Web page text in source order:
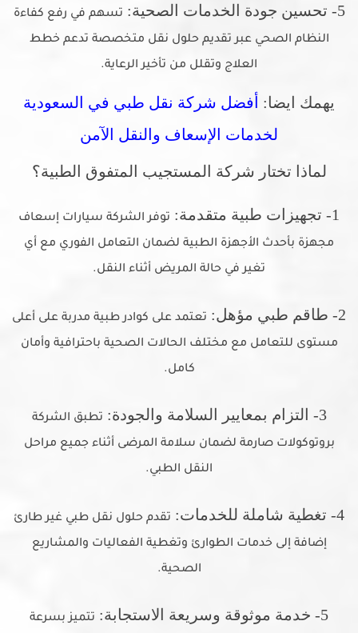
5- تحسين جودة الخدمات الصحية:
تسهم في رفع كفاءة
النظام الصحي عبر تقديم حلول نقل متخصصة تدعم خطط
العلاج وتقلل من تأخير الرعاية.
يهمك ايضا:
أفضل شركة نقل طبي في السعودية
لخدمات الإسعاف والنقل الآمن
لماذا تختار شركة المستجيب المتفوق الطبية؟
1- تجهيزات طبية متقدمة:
توفر الشركة سيارات إسعاف
مجهزة بأحدث الأجهزة الطبية لضمان التعامل الفوري مع أي
تغير في حالة المريض أثناء النقل.
2- طاقم طبي مؤهل:
تعتمد على كوادر طبية مدربة على أعلى
مستوى للتعامل مع مختلف الحالات الصحية باحترافية وأمان
كامل.
3- التزام بمعايير السلامة والجودة:
تطبق الشركة
بروتوكولات صارمة لضمان سلامة المرضى أثناء جميع مراحل
النقل الطبي.
4- تغطية شاملة للخدمات:
تقدم حلول نقل طبي غير طارئ
إضافة إلى خدمات الطوارئ وتغطية الفعاليات والمشاريع
الصحية.
5- خدمة موثوقة وسريعة الاستجابة:
تتميز بسرعة